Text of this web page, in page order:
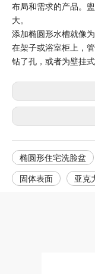
布局和需求的产品。
大。
添加椭圆形水槽就像
在架子或浴室柜上，
钻了孔，或者为壁挂
椭圆形住宅洗脸盆
固体表面
亚克